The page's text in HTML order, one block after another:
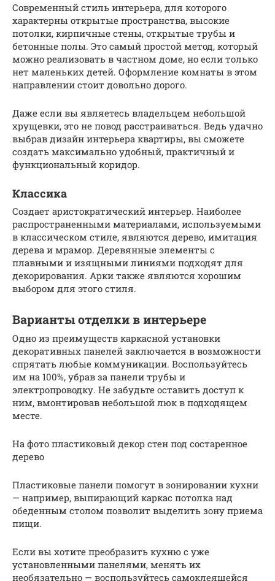
Современный стиль интерьера, для которого
характерны открытые пространства, высокие
потолки, кирпичные стены, открытые трубы и
бетонные полы. Это самый простой метод, который
можно реализовать в частном доме, но если только
нет маленьких детей. Оформление комнаты в этом
направлении стоит довольно дорого.
Даже если вы являетесь владельцем небольшой
хрущевки, это не повод расстраиваться. Ведь удачно
выбрав дизайн интерьера квартиры, вы сможете
создать максимально удобный, практичный и
функциональный коридор.
Классика
Создает аристократический интерьер. Наиболее
распространенными материалами, используемыми
в классическом стиле, являются дерево, имитация
дерева и мрамор. Деревянные элементы с
плавными и изящными линиями подходят для
декорирования. Арки также являются хорошим
выбором для этого стиля.
Варианты отделки в интерьере
Одно из преимуществ каркасной установки
декоративных панелей заключается в возможности
спрятать любые коммуникации. Воспользуйтесь
им на 100%, убрав за панели трубы и
электропроводку. Не забудьте оставить доступ к
ним, вмонтировав небольшой люк в подходящем
месте.
На фото пластиковый декор стен под состаренное
дерево
Пластиковые панели помогут в зонировании кухни
— например, выпирающий каркас потолка над
обеденным столом позволит выделить зону приема
пищи.
Если вы хотите преобразить кухню с уже
установленными панелями, менять их
необязательно — воспользуйтесь самоклеящейся